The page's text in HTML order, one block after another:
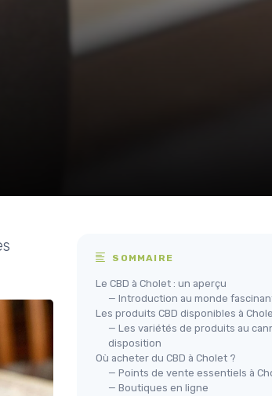
SOMMAIRE
Le CBD à Cholet : un aperçu
— Introduction au monde
Les produits CBD disponibles à
— Les variétés de produits au
disposition
Où acheter du CBD à Cholet ?
— Points de vente essentiels à
— Boutiques en ligne